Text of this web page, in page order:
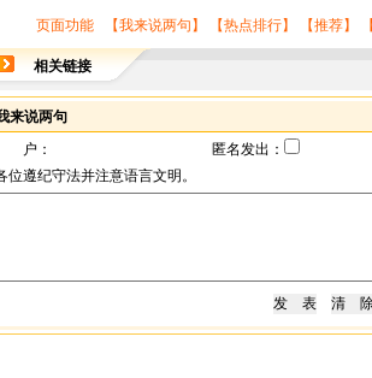
页面功能 【我来说两句 】 【热点排行】 【推荐】
相关链接
来说两句
户：
匿名发出：
位遵纪守法并注意语言文明。